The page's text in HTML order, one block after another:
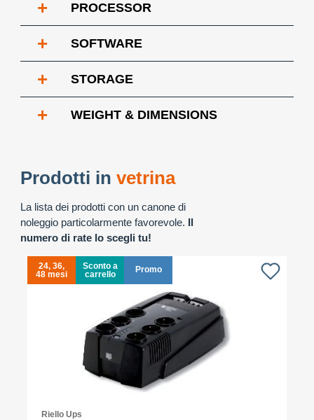
+ PROCESSOR
+ SOFTWARE
+ STORAGE
+ WEIGHT & DIMENSIONS
Prodotti in vetrina
La lista dei prodotti con un canone di
noleggio particolarmente favorevole. Il
numero di rate lo scegli tu!
24, 36,
48 mesi
Sconto a
carrello
Promo
Riello Ups